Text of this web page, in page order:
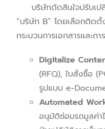
บริษัทตัดสินใจปรับเป
“บริษัท B” โดยเลือกติดตั้
กระบวนการเอกสารและ
Digitalize
(RFQ), ใบสั่งซื้อ
รูปแบบ e-
Automated
อนุมัติซ่อมรถมูลค่า